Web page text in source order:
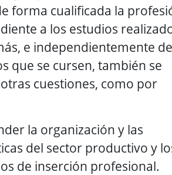
forma cualificada la
a los estudios
e independientemente de
que se cursen, también se
cuestiones, como por
la organización y las
del sector productivo y
de inserción profesional.